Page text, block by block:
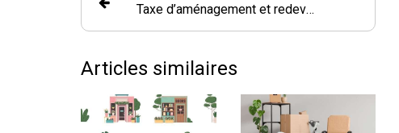
Taxe d’aménagement et redevance d’archéologie préventive : bienvenue au rescrit fiscal !
Articles similaires